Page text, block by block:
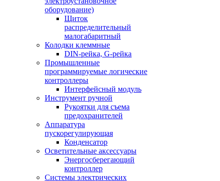
оборудование)
Щиток
распределительный
малогабаритный
Колодки клеммные
DIN-рейка, G-рейка
Промышленные
программируемые логические
контроллеры
Интерфейсный модуль
Инструмент ручной
Рукоятки для съема
предохранителей
Аппаратура
пускорегулирующая
Конденсатор
Осветительные аксессуары
Энергосберегающий
контроллер
Системы электрических